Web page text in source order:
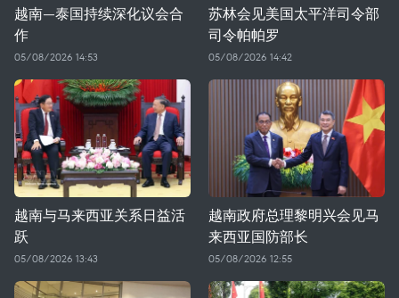
越南—泰国持续深化议会合
作
05/08/2026 14:53
苏林会见美国太平洋司令部
司令帕帕罗
05/08/2026 14:42
越南与马来西亚关系日益活
跃
05/08/2026 13:43
越南政府总理黎明兴会见马
来西亚国防部长
05/08/2026 12:55